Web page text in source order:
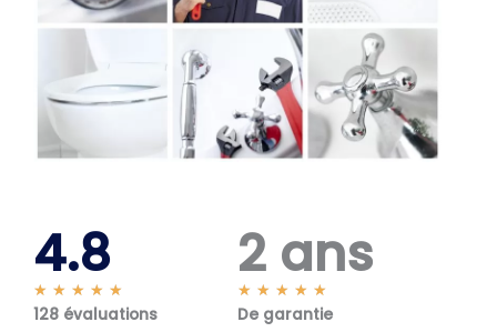
4.8
★ ★ ★ ★ ★
o
128 évaluations
2 ans
★ ★ ★ ★ ★
o
De garantie